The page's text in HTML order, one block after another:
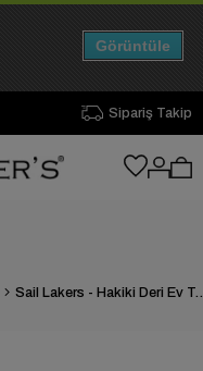
Sipariş Takip
Sail Lakers -
Görüntüle